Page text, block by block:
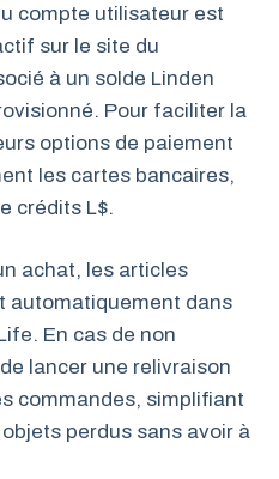
compte utilisateur est
sur le site du
à un solde Linden
Pour faciliter la
options de paiement
les cartes bancaires,
crédits L$.
achat, les articles
automatiquement dans
En cas de non
lancer une relivraison
commandes, simplifiant
perdus sans avoir à